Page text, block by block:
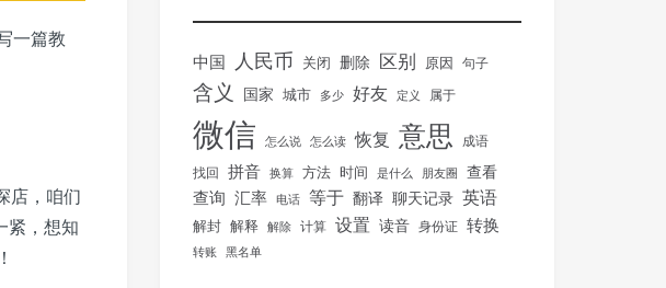
一篇教
店，咱们
紧，想知
中国 人民币 关闭 删除 区别 原因 句子
含义 国家 城市 多少 好友 定义 属于
微信 怎么说 怎么读 恢复 意思 成语
找回 拼音 换算 方法 时间 是什么 朋友圈 查看
查询 汇率 电话 等于 翻译 聊天记录 英语
解封 解释 解除 计算 设置 读音 身份证 转换
转账 黑名单